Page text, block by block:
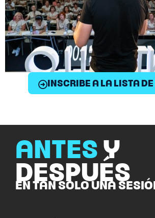
INSCRIBE A LA LISTA DE
ANTES Y
DESPUÉS
EN TAN SOLO UNA